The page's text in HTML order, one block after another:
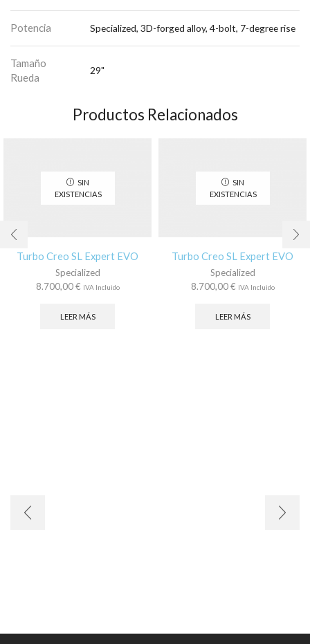
Potencia Specialized, 3D-forged alloy, 4-bolt, 7-degree rise
Tamaño
Rueda
29"
Productos Relacionados
SIN
EXISTENCIAS
Turbo Creo SL Expert EVO
Specialized
8.700,00€ IVA Incluido
LEER MÁS
SIN
EXISTENCIAS
Turbo Creo SL Expert EVO
Specialized
8.700,00€ IVA Incluido
LEER MÁS